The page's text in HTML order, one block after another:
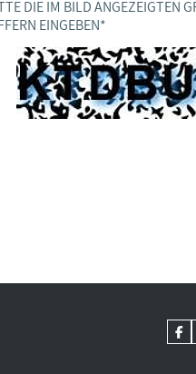
DIE IM BILD ANGEZEIGTEN
EINGEBEN *